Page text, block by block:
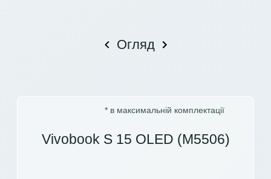
Огляд
* в максимальній комплектації
Vivobook S 15 OLED (M5506)